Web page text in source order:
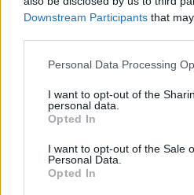
Downstream Participants that
Personal Data Processing
I want to opt-out of the
personal data.
Opted In
I want to opt-out of the Sale
Personal Data.
Opted In
Ακούστε την
Ντοροβίτσα στο Νότος
Μπόνο.